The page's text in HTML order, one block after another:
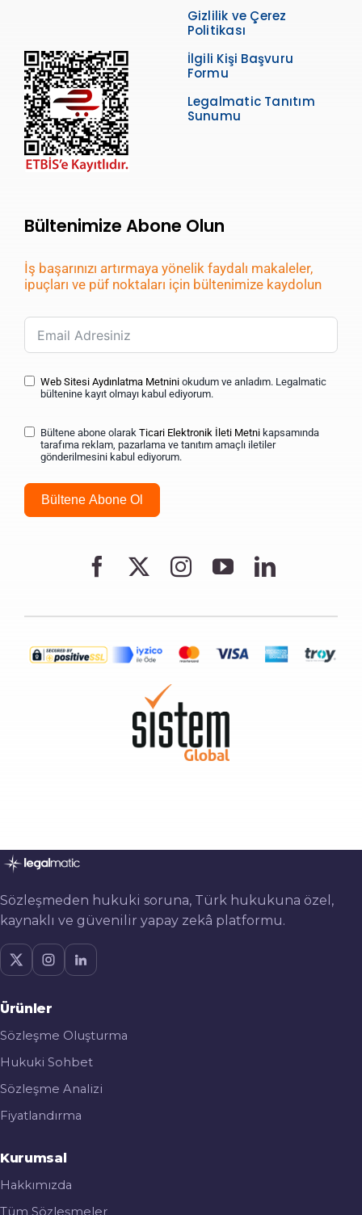
Gizlilik ve Çerez
Politikası
İlgili Kişi Başvuru
Formu
Legalmatic Tanıtım
Sunumu
Bültenimize Abone Olun
İş başarınızı artırmaya yönelik faydalı makaleler,
ipuçları ve püf noktaları için bültenimize kaydolun
Web Sitesi Aydınlatma Metniniokudum ve anladım. Legalmatic
bültenine kayıt olmayı kabul ediyorum.
Bültene abone olarak Ticari Elektronik İleti Metnikapsamında
tarafıma reklam, pazarlama ve tanıtım amaçlı iletiler
gönderilmesini kabul ediyorum.
Bültene Abone Ol
Sözleşmeden hukuki soruna, Türk hukukuna özel,
kaynaklı ve güvenilir yapay zekâ platformu.
Ürünler
Sözleşme Oluşturma
Hukuki Sohbet
Sözleşme Analizi
Fiyatlandırma
Kurumsal
Hakkımızda